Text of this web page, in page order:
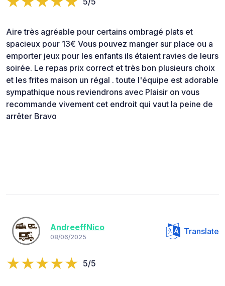
Aire très agréable pour certains ombragé plats et
spacieux pour 13€ Vous pouvez manger sur place ou a
emporter jeux pour les enfants ils étaient ravies de leurs
soirée. Le repas prix correct et très bon plusieurs choix
et les frites maison un régal . toute l'équipe est adorable
sympathique nous reviendrons avec Plaisir on vous
recommande vivement cet endroit qui vaut la peine de
arrêter Bravo
AndreeffNico
08/06/2025
Translate
5/5